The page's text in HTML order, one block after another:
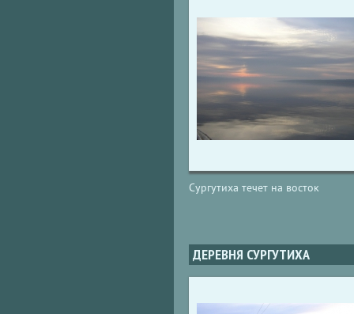
Сургутиха течет на восток
ДЕРЕВНЯ СУРГУТИХА